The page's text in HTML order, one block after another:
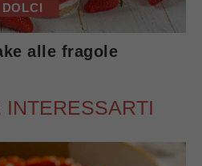
DOLCI
alle fragole
INTERESSARTI